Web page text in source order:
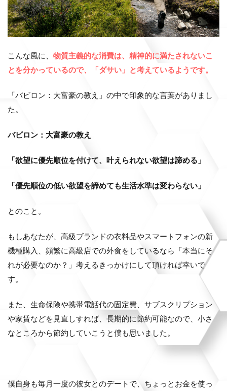
こんな風に、 物質主義的な消費は、精神的に満たされないこ
とを分かっているので、「ダサい」と考えているようです。
「バビロン：大富豪の教え」の中で印象的な言葉がありまし
た。
バビロン：大富豪の教え
「欲望に優先順位を付けて、叶えられない欲望は諦める」
「優先順位の低い欲望を諦めても生活水準は変わらない」
とのこと。
もしあなたが、高級ブランドの衣料品やスマートフォンの新
機種購入、頻繁に高級店での外食をしているなら「本当にそ
れが必要なのか？」考えるきっかけにして頂ければ幸いで
す。
また、生命保険や携帯電話代の固定費、サブスクリプション
や家賃などを見直しすれば、長期的に節約可能なので、小さ
なところから節約していこうと僕も思いました。
僕自身も毎月一度の彼女とのデートで、ちょっとお金を使っ